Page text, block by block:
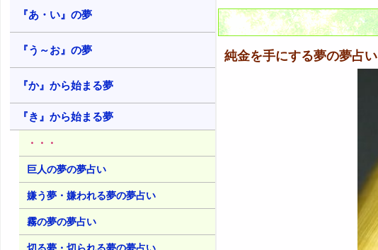
『あ・い』の夢
『う～お』の夢
『か』から始まる夢
『き』から始まる夢
・・・
巨人の夢の夢占い
嫌う夢・嫌われる夢の夢占い
霧の夢の夢占い
純金を手にする夢の夢占い